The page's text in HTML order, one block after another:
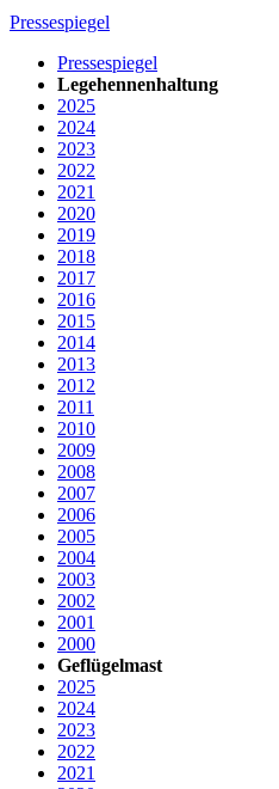
Pressespiegel
Pressespiegel
Legehennenhaltung
2025
2024
2023
2022
2021
2020
2019
2018
2017
2016
2015
2014
2013
2012
2011
2010
2009
2008
2007
2006
2005
2004
2003
2002
2001
2000
Geflügelmast
2025
2024
2023
2022
2021